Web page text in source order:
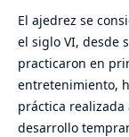
El ajedrez se
el siglo VI, desde
practicaron en
entretenimiento,
práctica
desarrollo